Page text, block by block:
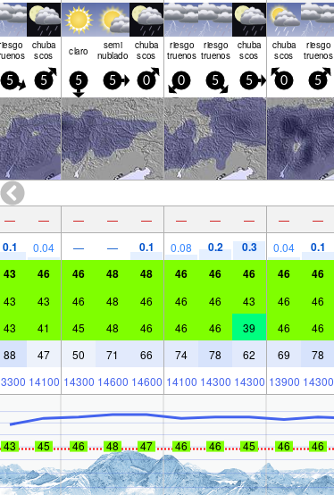
chuba
scos claro semi
nublado
chuba
scos
riesgo
truenos
riesgo
truenos
chuba
scos
chuba
scos
riesgo
truenos
5 5 5 5 0 0 5 5 0 5
— — — — — — — — — —
0.1 0.04 — — 0.1 0.08 0.2 0.3 0.04 0.1
43 46 46 48 48 46 46 46 46 46
43 43 46 48 46 46 46 43 46 46
43 41 45 48 46 46 46 39 46 46
88 47 50 71 66 74 78 62 69 78
14100 14300 14600 14600 14100 14300 14300 13900 14300
43 45 46 48 47 46 46 45 46 46